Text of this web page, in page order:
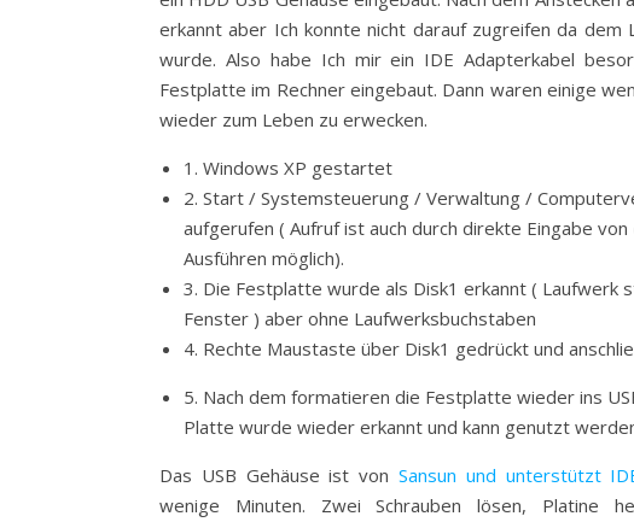
erkannt aber Ich konnte nicht darauf zugreifen da dem
wurde. Also habe Ich mir ein IDE Adapterkabel
Festplatte im Rechner eingebaut. Dann waren einige
wieder zum Leben zu erwecken.
1. Windows XP gestartet
2. Start / Systemsteuerung / Verwaltung /
aufgerufen ( Aufruf ist auch durch direkte Eingabe von
Ausführen möglich).
3. Die Festplatte wurde als Disk1 erkannt ( Laufwerk
Fenster ) aber ohne Laufwerksbuchstaben
4. Rechte Maustaste über Disk1 gedrückt und
5. Nach dem formatieren die Festplatte wieder ins
Platte wurde wieder erkannt und kann genutzt
Das USB Gehäuse ist von Sansun und unterstützt
wenige Minuten. Zwei Schrauben lösen, Platine